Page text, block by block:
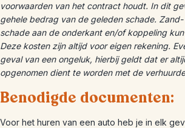
voorwaarden van het contract houdt. In dit
gehele bedrag van de geleden schade.
schade aan de onderkant en/of koppeling
Deze kosten zijn altijd voor eigen rekening.
geval van een ongeluk, hierbij geldt dat er
opgenomen dient te worden met de
Benodigde documenten:
Voor het huren van een auto heb je in elk